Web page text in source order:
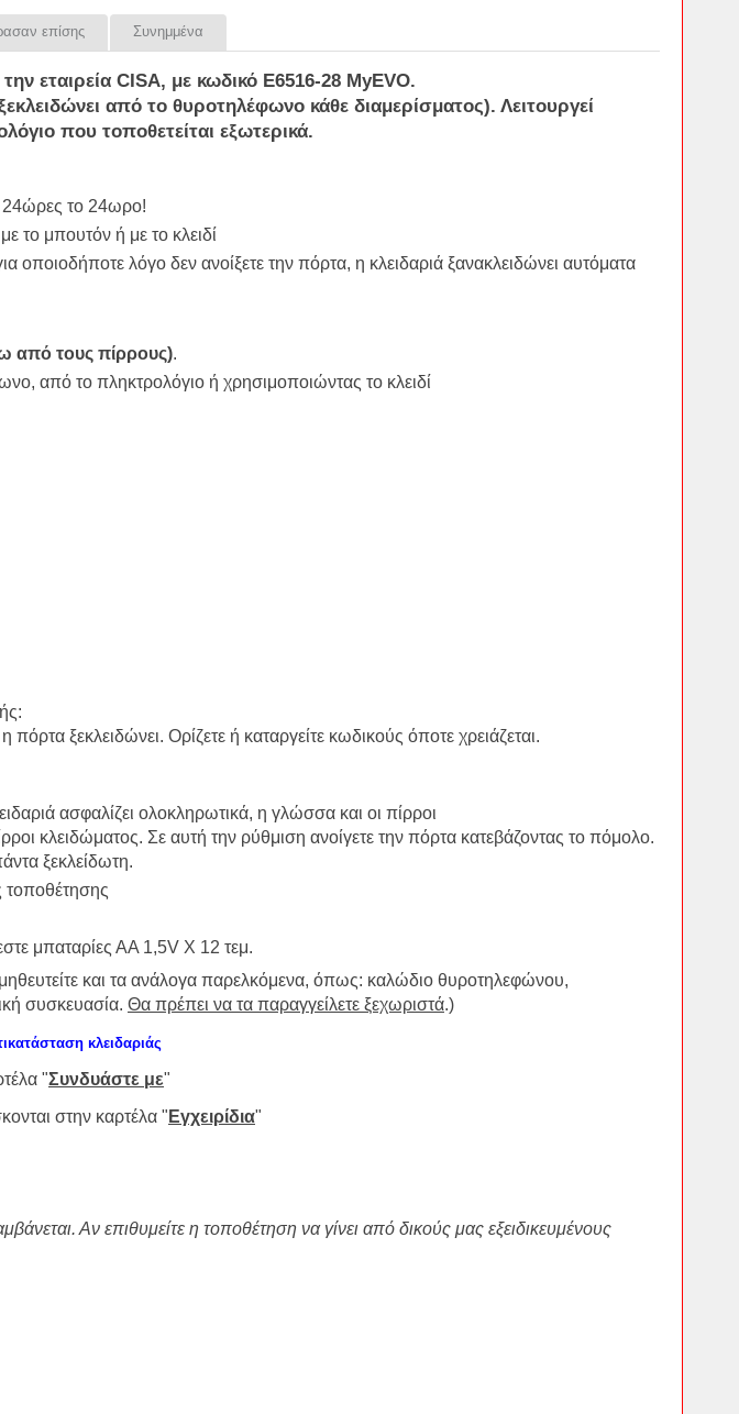
επίσης Συνημμένα
εταιρεία CISA, με κωδικό E6516-28 MyEVO.
από το θυροτηλέφωνο κάθε διαμερίσματος). Λειτουργεί
που τοποθετείται εξωτερικά.
24ώρες το 24ωρο!
το μπουτόν ή με το κλειδί
λόγο δεν ανοίξετε την πόρτα, η κλειδαριά ξανακλειδώνει αυτόματα
από τους πίρρους).
από το πληκτρολόγιο ή χρησιμοποιώντας το κλειδί
ξεκλειδώνει. Ορίζετε ή καταργείτε κωδικούς όποτε χρειάζεται.
ασφαλίζει ολοκληρωτικά, η γλώσσα και οι πίρροι
κλειδώματος. Σε αυτή την ρύθμιση ανοίγετε την πόρτα κατεβάζοντας το πόμολο.
ξεκλείδωτη.
τοποθέτησης
μπαταρίες ΑΑ 1,5V Χ 12 τεμ.
και τα ανάλογα παρελκόμενα, όπως: καλώδιο θυροτηλεφώνου,
συσκευασία. Θα πρέπει να τα παραγγείλετε ξεχωριστά.)
κλειδαριάς
"Συνδυάστε με"
στην καρτέλα " Εγχειρίδια"
Αν επιθυμείτε η τοποθέτηση να γίνει από δικούς μας εξειδικευμένους